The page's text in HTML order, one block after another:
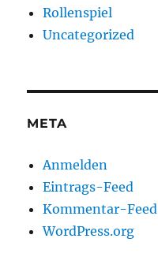
Rollenspiel
Uncategorized
META
Anmelden
Eintrags-Feed
Kommentar-Feed
WordPress.org